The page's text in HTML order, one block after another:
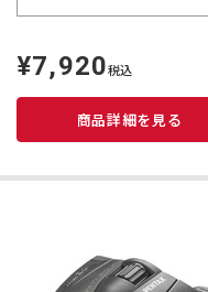
定
価
¥7,920税込
商品詳細を見る